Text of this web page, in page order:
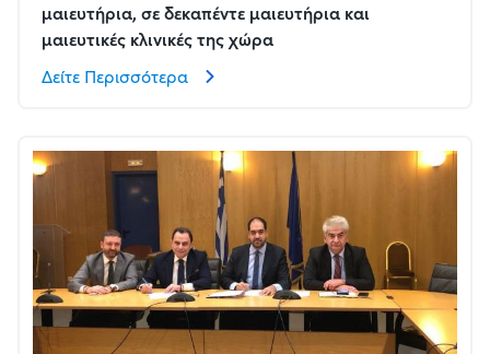
μαιευτήρια, σε δεκαπέντε μαιευτήρια και
μαιευτικές κλινικές της χώρα
Δείτε Περισσότερα